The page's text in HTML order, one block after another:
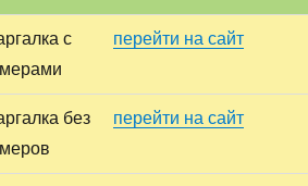
с
перейти на сайт
без
перейти на сайт